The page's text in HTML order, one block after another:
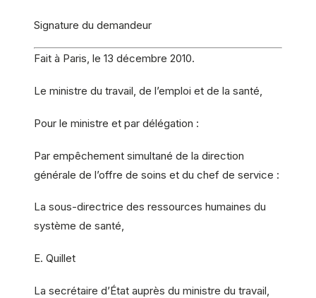
Signature du demandeur
Fait à Paris, le 13 décembre 2010.
Le ministre du travail, de l’emploi et de la santé,
Pour le ministre et par délégation :
Par empêchement simultané de la direction
générale de l’offre de soins et du chef de service :
La sous-directrice des ressources humaines du
système de santé,
E. Quillet
La secrétaire d’État auprès du ministre du travail,